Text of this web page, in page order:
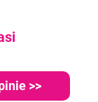
>>